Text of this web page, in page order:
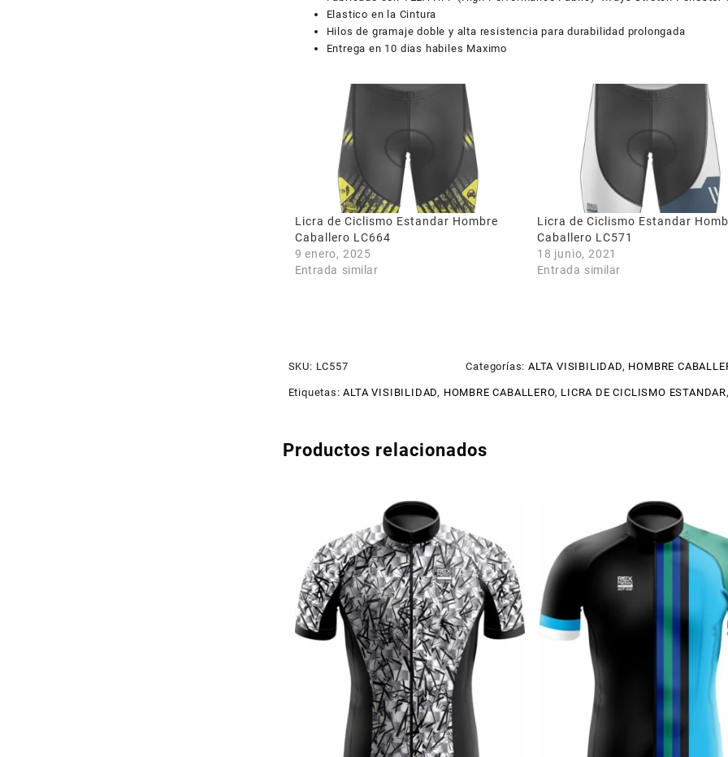
Elastico en la Cintura
Hilos de gramaje doble y alta resistencia para durabilidad prolongada
Entrega en 10 dias habiles Maximo
Licra de Ciclismo Estandar Hombre
Caballero LC664
9 enero, 2025
Entrada similar
Licra de Ciclismo Estandar
Caballero LC571
18 junio, 2021
Entrada similar
SKU: LC557 Categorías: ALTA VISIBILIDAD, HOMBRE
Etiquetas:ALTA VISIBILIDAD, HOMBRE CABALLERO, LICRA DE CICLISMO ESTANDAR,
Productos relacionados